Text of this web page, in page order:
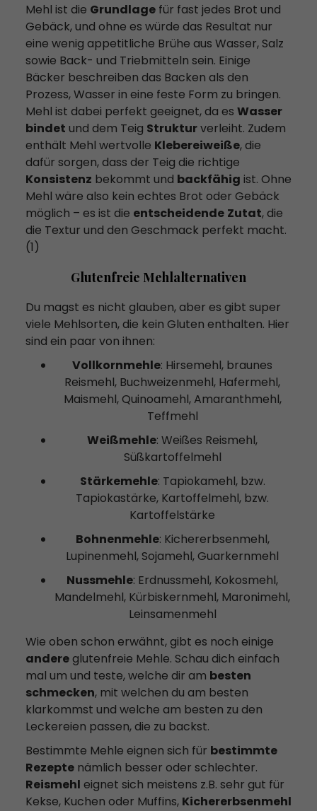
Mehl ist die Grundlagefür fast jedes Brot und
Gebäck, und ohne es würde das Resultat nur
eine wenig appetitliche Brühe aus Wasser, Salz
sowie Back- und Triebmitteln sein. Einige
Bäcker beschreiben das Backen als den
Prozess, Wasser in eine feste Form zu bringen.
Mehl ist dabei perfekt geeignet, da es Wasser
bindet und dem Teig Strukturverleiht. Zudem
enthält Mehl wertvolle Klebereiweiße, die
dafür sorgen, dass der Teig die richtige
Konsistenz bekommt und backfähig ist. Ohne
Mehl wäre also kein echtes Brot oder Gebäck
möglich – es ist die entscheidende Zutat, die
die Textur und den Geschmack perfekt macht.
(1)
Glutenfreie Mehlalternativen
Du magst es nicht glauben, aber es gibt super
viele Mehlsorten, die kein Gluten enthalten. Hier
sind ein paar von ihnen:
Vollkornmehle: Hirsemehl, braunes
Reismehl, Buchweizenmehl, Hafermehl,
Maismehl, Quinoamehl, Amaranthmehl,
Teffmehl
Weißmehle: Weißes Reismehl,
Süßkartoffelmehl
Stärkemehle: Tapiokamehl, bzw.
Tapiokastärke, Kartoffelmehl, bzw.
Kartoffelstärke
Bohnenmehle: Kichererbsenmehl,
Lupinenmehl, Sojamehl, Guarkernmehl
Nussmehle: Erdnussmehl, Kokosmehl,
Mandelmehl, Kürbiskernmehl, Maronimehl,
Leinsamenmehl
Wie oben schon erwähnt, gibt es noch einige
andereglutenfreie Mehle. Schau dich einfach
mal um und teste, welche dir am besten
schmecken, mit welchen du am besten
klarkommst und welche am besten zu den
Leckereien passen, die zu backst.
Bestimmte Mehle eignen sich für bestimmte
Rezeptenämlich besser oder schlechter.
Reismehl eignet sich meistens z.B. sehr gut für
Kekse, Kuchen oder Muffins, Kichererbsenmehl